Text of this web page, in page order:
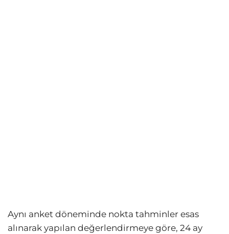
Aynı anket döneminde nokta tahminler esas
alınarak yapılan değerlendirmeye göre, 24 ay